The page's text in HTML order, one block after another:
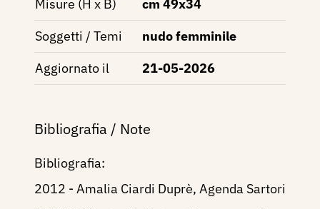
Misure (H x B)
cm 49x34
Soggetti / Temi
nudo femminile
Aggiornato il
21-05-2026
Bibliografia / Note
Bibliografia:
2012 - Amalia Ciardi Duprè, Agenda Sartori